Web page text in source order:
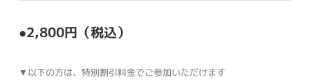
●2,800円（税込）
▼以下の方は、特別割引料金でご参加いただけます